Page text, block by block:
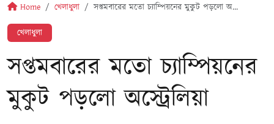
Home খেলাধুলা সপ্তমবারের মতো চ্যাম্পিয়নের মুকুট পড়লো অ...
খেলাধুলা
সপ্তমবারের মতো চ্যাম্পিয়নের
মুকুট পড়লো অস্ট্রেলিয়া